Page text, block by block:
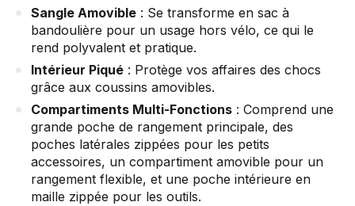
Sangle Amovible : Se transforme en sac à
bandoulière pour un usage hors vélo, ce qui le
rend polyvalent et pratique.
Intérieur Piqué : Protège vos affaires des chocs
grâce aux coussins amovibles.
Compartiments Multi-Fonctions : Comprend une
grande poche de rangement principale, des
poches latérales zippées pour les petits
accessoires, un compartiment amovible pour un
rangement flexible, et une poche intérieure en
maille zippée pour les outils.